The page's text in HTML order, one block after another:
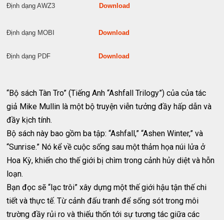
Định dạng AWZ3Download
Định dạng MOBIDownload
Định dạng PDFDownload
“Bộ sách Tàn Tro” (Tiếng Anh “Ashfall Trilogy”) của của tác
giả Mike Mullin là một bộ truyện viễn tưởng đầy hấp dẫn và
đầy kịch tính.
Bộ sách này bao gồm ba tập: “Ashfall,” “Ashen Winter,” và
“Sunrise.” Nó kể về cuộc sống sau một thảm họa núi lửa ở
Hoa Kỳ, khiến cho thế giới bị chìm trong cảnh hủy diệt và hỗn
loạn.
Bạn đọc sẽ “lạc trôi” xây dựng một thế giới hậu tận thế chi
tiết và thực tế. Từ cảnh đấu tranh để sống sót trong môi
trường đầy rủi ro và thiếu thốn tới sự tương tác giữa các